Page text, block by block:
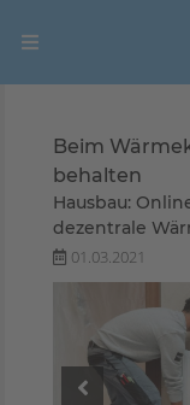
Beim
behalten
Hausbau:
dezentrale
01.03.2021